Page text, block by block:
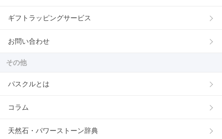
ギフトラッピングサービス
お問い合わせ
その他
パスクルとは
コラム
天然石・パワーストーン辞典